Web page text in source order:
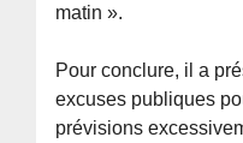
matin ».
Pour conclure, il a
excuses publiques
prévisions